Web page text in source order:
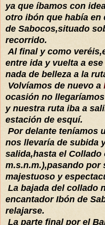
ya que íbamos con
otro ibón que había en
de Sabocos,situado
recorrido.
Al final y como
entre ida y vuelta a
nada de belleza a la
Volvíamos de nuevo a
ocasión no
y nuestra ruta iba a
estación de esquí.
Por delante teníamos
nos llevaría de subida
salida,hasta el Collado
m.s.n.m.),pasando por
majestuoso y
La bajada del collado
encantador Ibón de
relajarse.
La parte final por el